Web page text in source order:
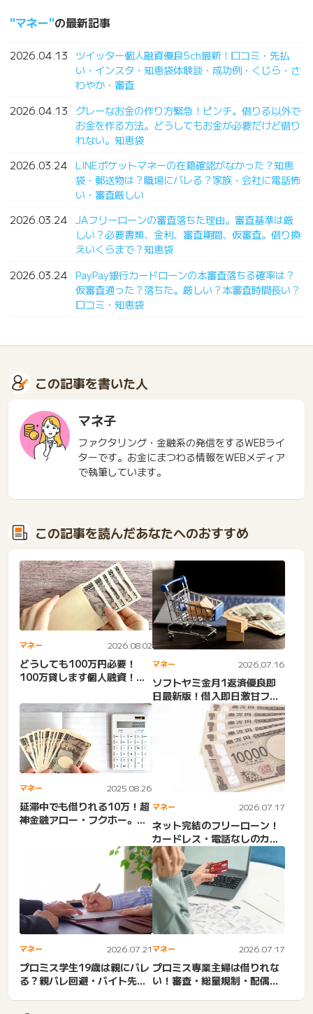
マネー の最新記事
2026.04.13
ツイッター個人融資優良5ch最新！口コミ・先払
い・インスタ・知恵袋体験談・成功例・くじら・さ
わやか・審査
2026.04.13
グレーなお金の作り方緊急！ピンチ。借りる以外で
お金を作る方法。どうしてもお金が必要だけど借り
れない。知恵袋
2026.03.24 LINEポケットマネーの在籍確認がなかった？知恵
袋・郵送物は？職場にバレる？家族・会社に電話怖
い・審査厳しい
2026.03.24 JAフリーローンの審査落ちた理由。審査基準は厳
しい？必要書類、金利、審査期間、仮審査。借り換
えいくらまで？知恵袋
2026.03.24 PayPay銀行カードローンの本審査落ちる確率は？
仮審査通った？落ちた。厳しい？本審査時間長い？
口コミ・知恵袋
この記事を書いた人
マネ子
ファクタリング・金融系の発信をするWEBライ
ターです。お金にまつわる情報をWEBメディア
で執筆しています。
この記事を読んだあなたへのおすすめ
マネー 2026.08.02
どうしても100万円必要！
100万貸します個人融資！審
マネー 2026.07.16
ソフトヤミ金月1返済優良即
日最新版！借入即日激甘ファ
イナンス・審査激甘の街金
マネー 2025.08.26
延滞中でも借りれる10万！超
神金融アロー・フクホー。延
マネー 2026.07.17
ネット完結のフリーローン！
カードレス・電話なしのカー
ドローンWeb完結・即日キ...
マネー 2026.07.21
プロミス学生19歳は親にバレ
る？親バレ回避・バイト先・
マネー 2026.07.17
プロミス専業主婦は借りれな
い！審査・総量規制・配偶者